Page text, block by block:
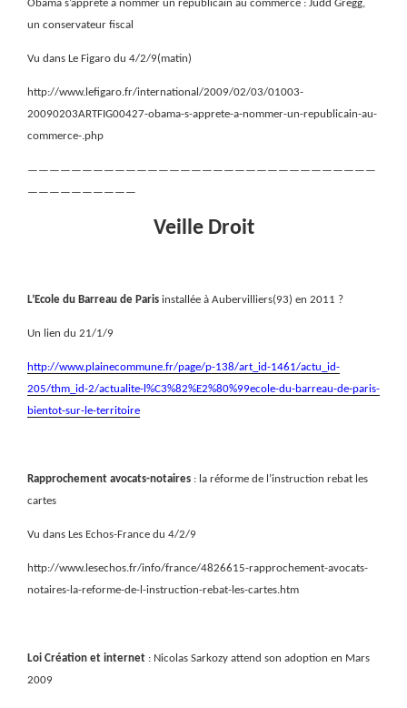
Obama s’apprête à nommer un républicain au commerce : Judd Gregg,
un conservateur fiscal
Vu dans Le Figaro du 4/2/9(matin)
http://www.lefigaro.fr/international/2009/02/03/01003-
20090203ARTFIG00427-obama-s-apprete-a-nommer-un-republicain-au-
commerce-.php
————————————————————————————————
——————————
Veille Droit
L’Ecole du Barreau de Paris installée à Aubervilliers(93) en 2011 ?
Un lien du 21/1/9
http://www.plainecommune.fr/page/p-138/art_id-1461/actu_id-
205/thm_id-2/actualite-l%C3%82%E2%80%99ecole-du-barreau-de-paris-
bientot-sur-le-territoire
Rapprochement avocats-notaires : la réforme de l’instruction rebat les
cartes
Vu dans Les Echos-France du 4/2/9
http://www.lesechos.fr/info/france/4826615-rapprochement-avocats-
notaires-la-reforme-de-l-instruction-rebat-les-cartes.htm
Loi Création et internet : Nicolas Sarkozy attend son adoption en Mars
2009